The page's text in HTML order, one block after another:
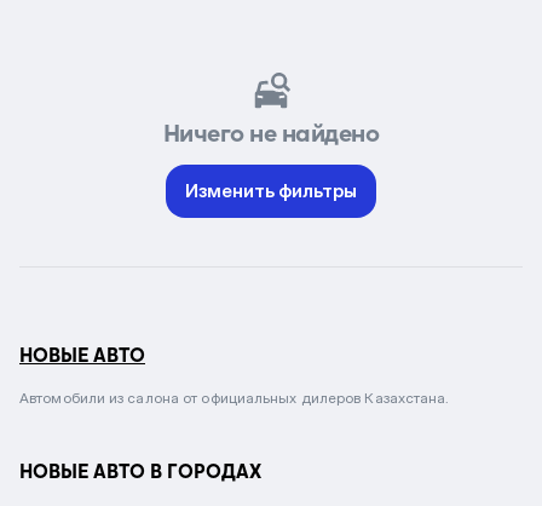
Ничего не найдено
Изменить фильтры
НОВЫЕ АВТО
Автомобили из салона от официальных дилеров Казахстана.
НОВЫЕ АВТО В ГОРОДАХ